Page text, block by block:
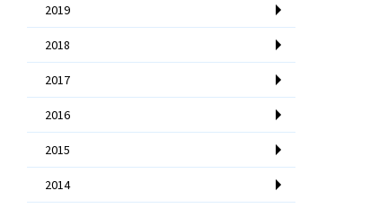
2019
2018
2017
2016
2015
2014